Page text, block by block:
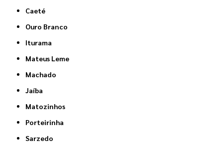
Caeté
Ouro Branco
Iturama
Mateus Leme
Machado
Jaíba
Matozinhos
Porteirinha
Sarzedo